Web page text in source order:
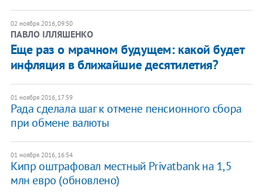
02 ноября 2016, 09:50
ПАВЛО ІЛЛЯШЕНКО
Еще раз о мрачном будущем: какой будет
инфляция в ближайшие десятилетия?
01 ноября 2016, 17:59
​Рада сделала шаг к отмене пенсионного сбора
при обмене валюты
01 ноября 2016, 16:54
​Кипр оштрафовал местный Privatbank на 1,5
млн евро (обновлено)